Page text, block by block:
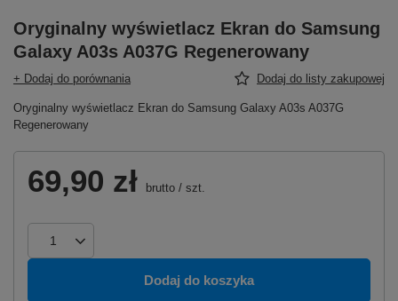
Oryginalny wyświetlacz Ekran do Samsung
Galaxy A03s A037G Regenerowany
+ Dodaj do porównania Dodaj do listy zakupowej
Oryginalny wyświetlacz Ekran do Samsung Galaxy A03s A037G
Regenerowany
69,90 zł brutto / szt.
Dodaj do koszyka